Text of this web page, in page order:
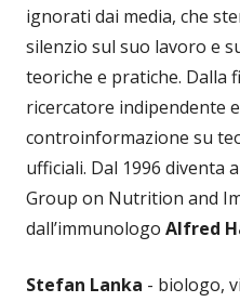
ignorati dai media, che
silenzio sul suo lavoro e
teoriche e pratiche. Dalla
ricercatore indipendente
controinformazione su
ufficiali. Dal 1996 diventa
Group on Nutrition and
dall’immunologo Alfred
Stefan Lanka - biologo,